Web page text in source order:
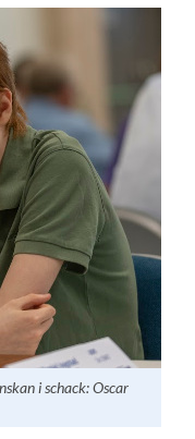
i schack: Oscar